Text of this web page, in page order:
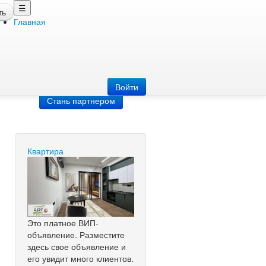
☰
Главная
Войти
Стань партнером
Квартира
Это платное ВИП-
объявление. Разместите
здесь свое объявление и
его увидит много клиентов.